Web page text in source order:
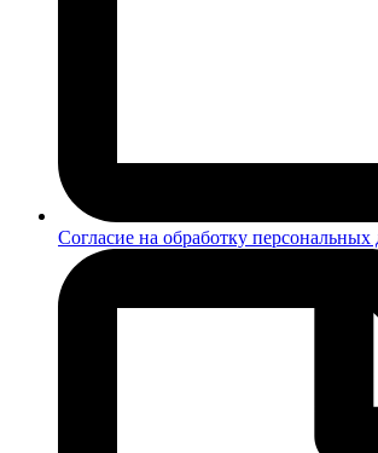
Согласие на обработку